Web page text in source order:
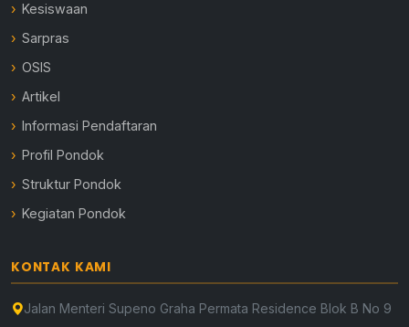
Kesiswaan
Sarpras
OSIS
Artikel
Informasi Pendaftaran
Profil Pondok
Struktur Pondok
Kegiatan Pondok
KONTAK KAMI
Jalan Menteri Supeno Graha Permata Residence Blok B No 9